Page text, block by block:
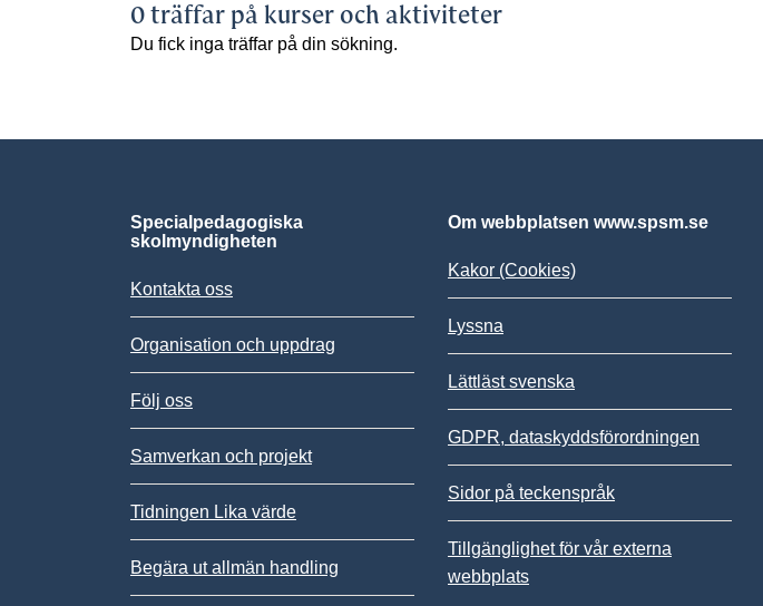
0 träffar på kurser och aktiviteter
Du fick inga träffar på din sökning.
Specialpedagogiska
skolmyndigheten
Kontakta oss
Organisation och uppdrag
Följ oss
Samverkan och projekt
Tidningen Lika värde
Begära ut allmän handling
Om webbplatsen www.spsm.se
Kakor (Cookies)
Lyssna
Lättläst svenska
GDPR, dataskyddsförordningen
Sidor på teckenspråk
Tillgänglighet för vår externa
webbplats